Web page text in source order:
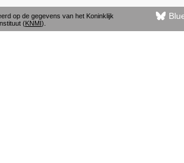
op de gegevens van het Koninklijk
(KNMI).